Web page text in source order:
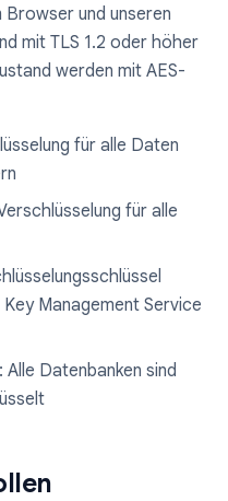
und unseren
mit TLS 1.2 oder höher
werden mit AES-
für alle Daten
für alle
Management Service
Datenbanken sind